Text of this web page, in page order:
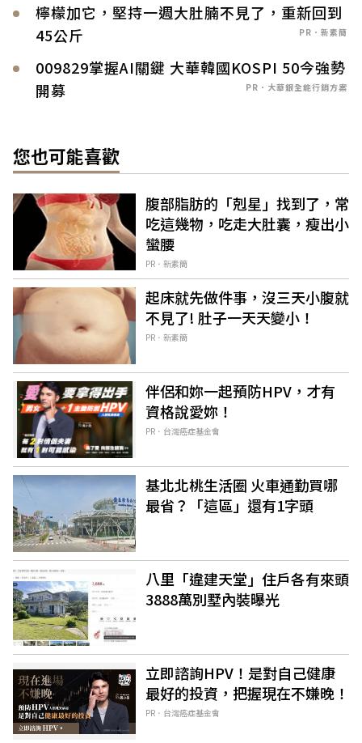
檸檬加它，堅持一週大肚腩不見了，重新回到
45公斤
PR．新素簡
009829掌握AI關鍵 大華韓國KOSPI 50今強勢
開募
PR．大華銀全能行銷方案
您也可能喜歡
腹部脂肪的「剋星」找到了，常
吃這幾物，吃走大肚囊，瘦出小
蠻腰
PR．新素簡
起床就先做件事，沒三天小腹就
不見了! 肚子一天天變小！
PR．新素簡
伴侶和妳一起預防HPV，才有
資格說愛妳！
PR．台灣癌症基金會
基北北桃生活圈 火車通勤買哪
最省？「這區」還有1字頭
八里「違建天堂」住戶各有來頭
3888萬別墅內裝曝光
立即諮詢HPV！是對自己健康
最好的投資，把握現在不嫌晚！
PR．台灣癌症基金會